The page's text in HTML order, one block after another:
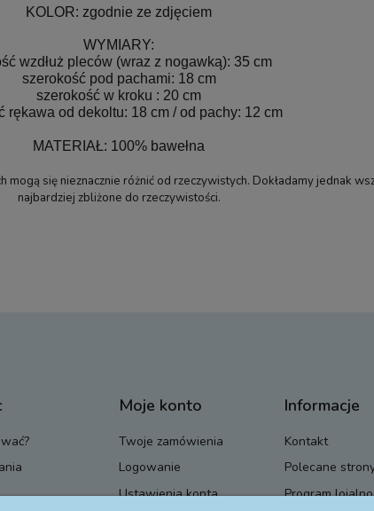
KOLOR: zgodnie ze zdjęciem
WYMIARY:
wzdłuż pleców (wraz z nogawką): 35 cm
szerokość pod pachami: 18 cm
szerokość w kroku : 20 cm
rękawa od dekoltu: 18 cm / od pachy: 12 cm
MATERIAŁ: 100% bawełna
się nieznacznie różnić od rzeczywistych. Dokładamy jednak
najbardziej zbliżone do rzeczywistości.
Moje konto
Twoje zamówienia
Logowanie
Ustawienia konta
Informacje
Kontakt
Polecane
Program